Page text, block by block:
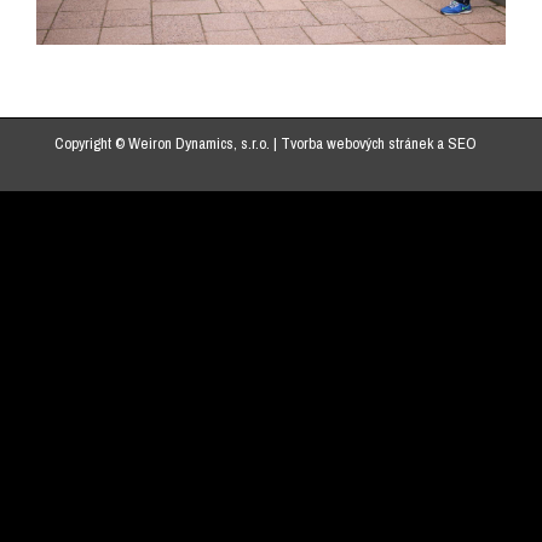
Copyright © Weiron Dynamics, s.r.o. | Tvorba webových stráneka SEO